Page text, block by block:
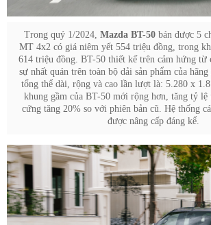
Trong quý 1/2024, Mazda BT-50 bán được 5
MT 4x2 có giá niêm yết 554 triệu đồng, trong
614 triệu đồng. BT-50 thiết kế trên cảm hứng từ
sự nhất quán trên toàn bộ dải sản phẩm của
tổng thể dài, rộng và cao lần lượt là: 5.280 x
khung gầm của BT-50 mới rộng hơn, tăng tỷ
cứng tăng 20% so với phiên bản cũ. Hệ thống
được nâng cấp đáng kể.